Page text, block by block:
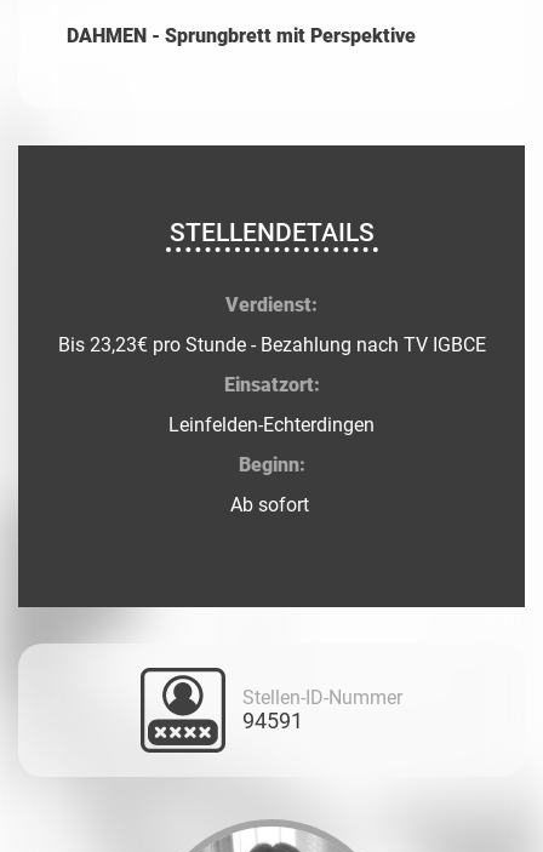
DAHMEN - Sprungbrett mit Perspektive
STELLENDETAILS
Verdienst:
Bis 23,23€ pro Stunde - Bezahlung nach TV IGBCE
Einsatzort:
Leinfelden-Echterdingen
Beginn:
Ab sofort
Stellen-ID-Nummer
94591